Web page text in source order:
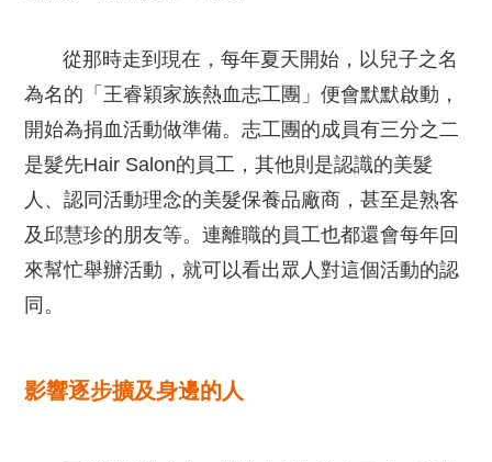
從那時走到現在，每年夏天開始，以兒子之名
為名的「王睿穎家族熱血志工團」便會默默啟動，
開始為捐血活動做準備。志工團的成員有三分之二
是髮先Hair Salon的員工，其他則是認識的美髮
人、認同活動理念的美髮保養品廠商，甚至是熟客
及邱慧珍的朋友等。連離職的員工也都還會每年回
來幫忙舉辦活動，就可以看出眾人對這個活動的認
同。
影響逐步擴及身邊的人